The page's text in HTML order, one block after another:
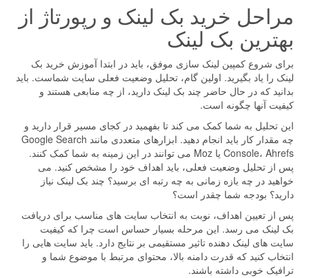
مراحل خرید بک لینک و رپورتاژ از
بهترین بک لینک
برای شروع کمپین لینک سازی موفق، باید در ابتدا آموزش خرید بک
لینک را یاد بگیرید. اولین گام، تحلیل وضعیت فعلی سایت شماست. باید
بدانید که در حال حاضر چند بک لینک دارید، از چه منابعی هستند و
کیفیت آنها چگونه است.
این تحلیل به شما کمک می کند تا بفهمید در کجای مسیر قرار دارید و
چه مقدار کار باید انجام دهید. ابزارهای متعددی مانند Google Search
Console، Ahrefs یا Moz می توانند در این زمینه به شما کمک کنند.
پس از تحلیل وضعیت فعلی، باید اهداف خود را مشخص کنید. می
خواهید در چه بازه زمانی به چه رتبه ای برسید؟ چند بک لینک نیاز
دارید؟ بودجه شما چقدر است؟
پس از تعیین اهداف، نوبت به انتخاب سایت های مناسب برای دریافت
بک لینک می رسد. این مرحله بسیار حساس است چرا که کیفیت
سایت های لینک دهنده تاثیر مستقیمی بر نتایج دارد. باید سایت هایی را
انتخاب کنید که قدرت دامنه بالا، محتوای مرتبط با موضوع شما و
ترافیک خوبی داشته باشند.